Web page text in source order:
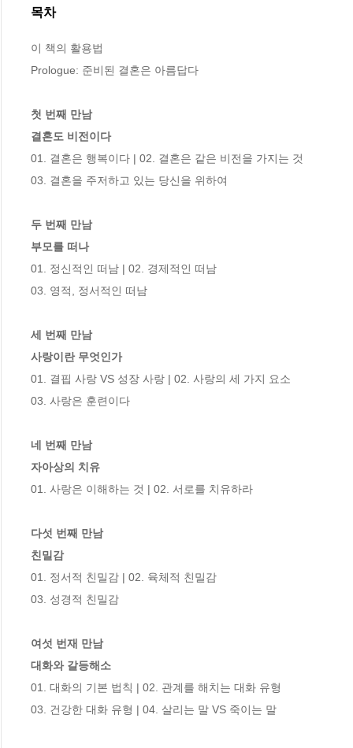
목차
이 책의 활용법
Prologue: 준비된 결혼은 아름답다
첫 번째 만남
결혼도 비전이다
01. 결혼은 행복이다 | 02. 결혼은 같은 비전을 가지는 것
03. 결혼을 주저하고 있는 당신을 위하여
두 번째 만남
부모를 떠나
01. 정신적인 떠남 | 02. 경제적인 떠남
03. 영적, 정서적인 떠남
세 번째 만남
사랑이란 무엇인가
01. 결핍 사랑 VS 성장 사랑 | 02. 사랑의 세 가지 요소
03. 사랑은 훈련이다
네 번째 만남
자아상의 치유
01. 사랑은 이해하는 것 | 02. 서로를 치유하라
다섯 번째 만남
친밀감
01. 정서적 친밀감 | 02. 육체적 친밀감
03. 성경적 친밀감
여섯 번재 만남
대화와 갈등해소
01. 대화의 기본 법칙 | 02. 관계를 해치는 대화 유형
03. 건강한 대화 유형 | 04. 살리는 말 VS 죽이는 말